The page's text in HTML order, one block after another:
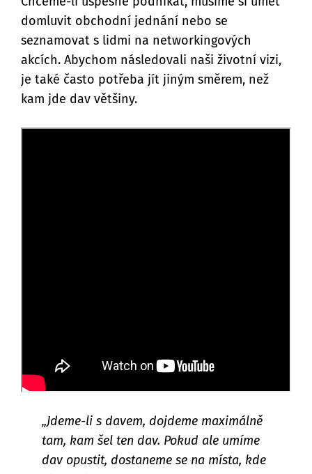
domluvit obchodní jednání nebo se
seznamovat s lidmi na networkingových
akcích. Abychom následovali naši životní vizi,
je také často potřeba jít jiným směrem, než
kam jde dav většiny.
„Jdeme-li s davem, dojdeme maximálně
tam, kam šel ten dav. Pokud ale umíme
dav opustit, dostaneme se na místa, kde